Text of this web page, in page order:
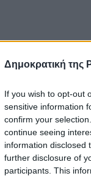
Δημοκρατική της
If you wish to opt-out
sensitive information
confirm your
continue seeing
information disclosed
further disclosure of
participants. This